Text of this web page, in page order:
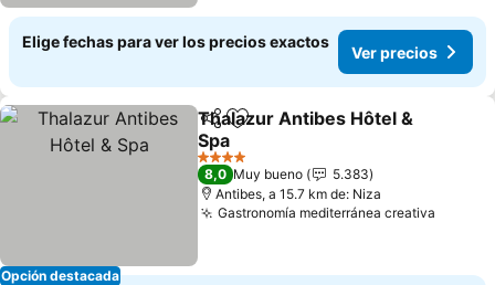
Elige fechas para ver los precios exactos
Ver precios
Opción destacada
CompartirAgregar a favoritos
Thalazur Antibes Hôtel &
Spa
4 Estrellas
8,0 Muy bueno
5.383
Antibes, a 15.7 km de: Niza
Gastronomía mediterránea creativa